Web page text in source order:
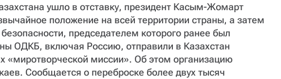
ушло в отставку, президент Касым-Жомарт
положение на всей территории страны, а затем
председателем которого ранее был
ОДКБ, включая Россию, отправили в Казахстан
«миротворческой миссии». Об этом организацию
Сообщается о переброске более двух тысяч